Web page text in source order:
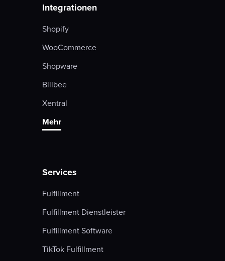
Integrationen
Shopify
WooCommerce
Shopware
Billbee
Xentral
Mehr
Services
Fulfillment
Fulfillment Dienstleister
Fulfillment Software
TikTok Fulfillment